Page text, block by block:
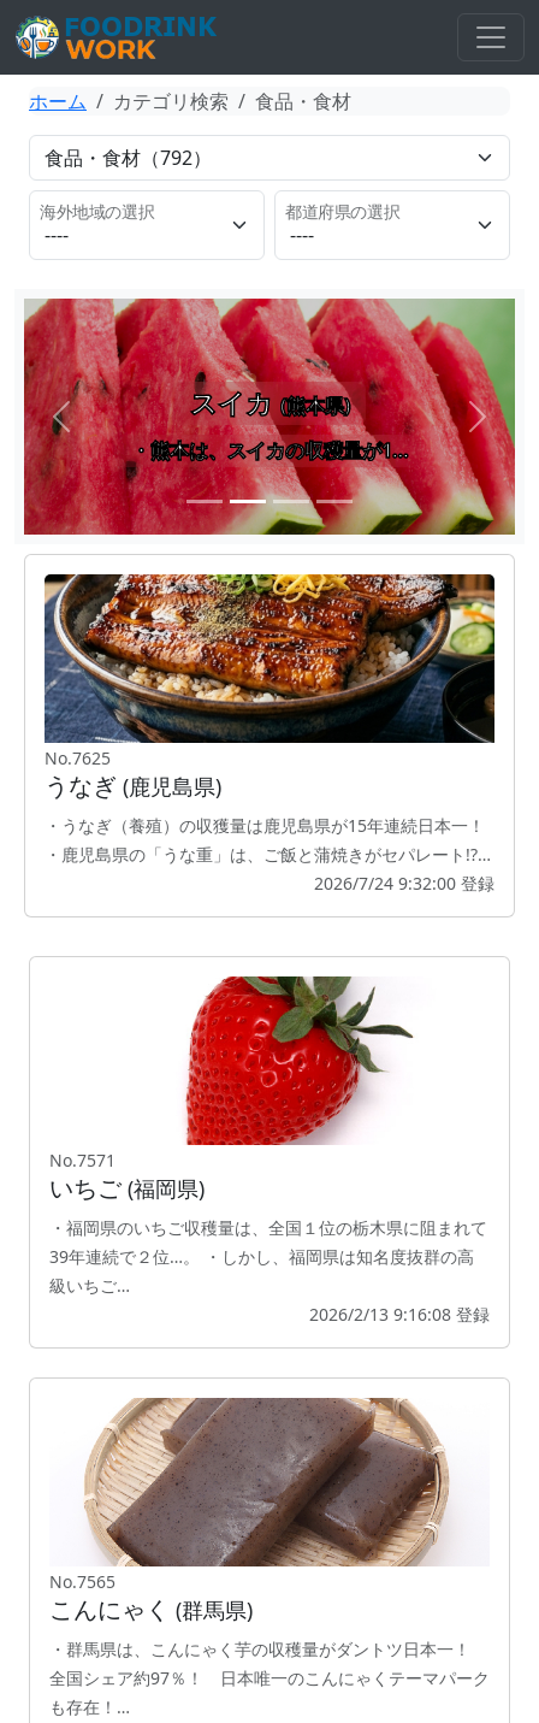
ホーム カテゴリ検索 食品・食材
海外地域の選択 都道府県の選択
スイカ (熊本県)
・熊本は、スイカの収穫量が1…
Previous Next
No.7625
うなぎ (鹿児島県)
・うなぎ（養殖）の収獲量は鹿児島県が15年連続日本一！
・鹿児島県の「うな重」は、ご飯と蒲焼きがセパレート!?…
2026/7/24 9:32:00 登録
No.7571
いちご(福岡県)
・福岡県のいちご収穫量は、全国１位の栃木県に阻まれて
39年連続で２位…。 ・しかし、福岡県は知名度抜群の高
級いちご…
2026/2/13 9:16:08 登録
No.7565
こんにゃく (群馬県)
・群馬県は、こんにゃく芋の収穫量がダントツ日本一！
全国シェア約97％！ 日本唯一のこんにゃくテーマパーク
も存在！…